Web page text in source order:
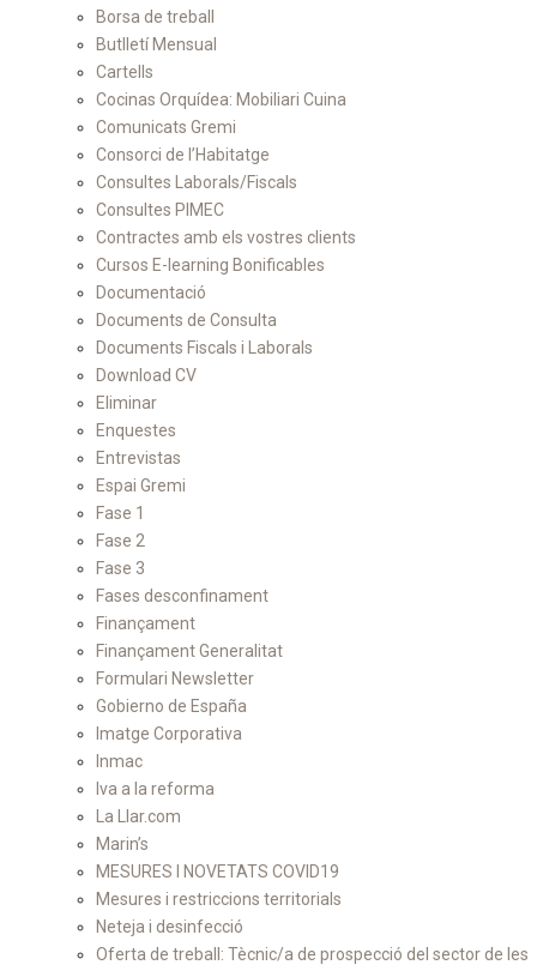
Borsa de treball
Butlletí Mensual
Cartells
Cocinas Orquídea: Mobiliari Cuina
Comunicats Gremi
Consorci de l’Habitatge
Consultes Laborals/Fiscals
Consultes PIMEC
Contractes amb els vostres clients
Cursos E-learning Bonificables
Documentació
Documents de Consulta
Documents Fiscals i Laborals
Download CV
Eliminar
Enquestes
Entrevistas
Espai Gremi
Fase 1
Fase 2
Fase 3
Fases desconfinament
Finançament
Finançament Generalitat
Formulari Newsletter
Gobierno de España
Imatge Corporativa
Inmac
Iva a la reforma
La Llar.com
Marin’s
MESURES I NOVETATS COVID19
Mesures i restriccions territorials
Neteja i desinfecció
Oferta de treball: Tècnic/a de prospecció del sector de les